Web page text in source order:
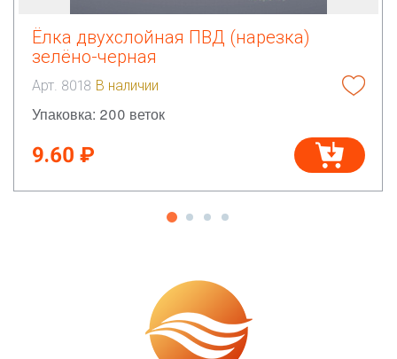
Ёлка двухслойная ПВД (нарезка)
зелёно-черная
Арт. 8018 В наличии
Упаковка: 200 веток
9.60 ₽